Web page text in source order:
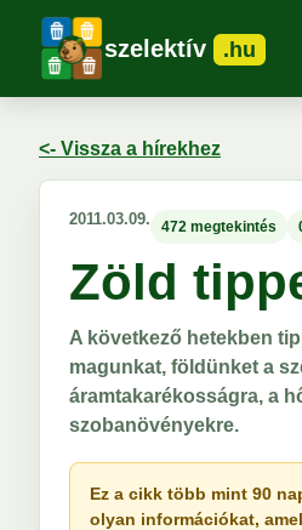
szelektív .hu
<- Vissza a hírekhez
2011.03.09. 472 megtekintés
Zöld
A következő hetekben
magunkat, földünket a
áramtakarékosságra, a
szobanövényekre.
Ez a cikk több mint 90
olyan információkat,